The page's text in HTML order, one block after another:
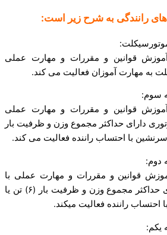
قوانین و مقررات و مهارت عملی
به مهارت آموزان فعالیت می کند.
سوم:
قوانین و مقررات و مهارت عملی
دارای حداکثر مجموع وزن و ظرفیت بار
دوم:
قوانین و مقررات و مهارت عملی با
وسایل نقلیه موتوری دارای حداکثر مجموع وزن و ظرفیت بار (۶) تن یا
یکم: